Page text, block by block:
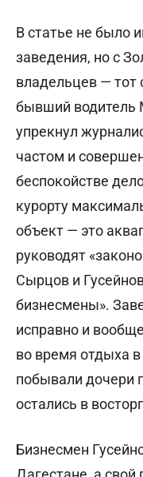
В статье не было
заведения, но с
владельцев —
бывший водитель
упрекнул
частом и
беспокойстве
курорту
объект — это
руководят
Сырцов и
бизнесмены».
исправно и
во время отдыха
побывали дочери
остались в
Бизнесмен